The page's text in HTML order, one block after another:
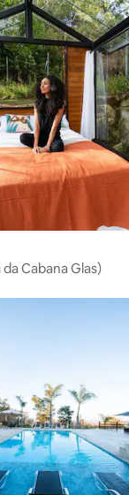
Cabana Glas)